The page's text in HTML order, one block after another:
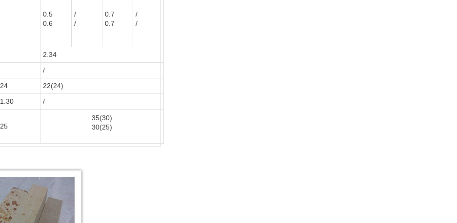
0.5
0.6
/
/
0.7
0.7
/
/
2.34
/
24
22(24)
1.30
/
25
35(30)
30(25)